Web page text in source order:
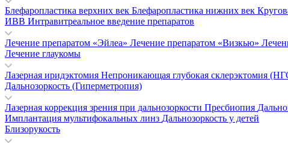
Блефаропластика верхних век Блефаропластика нижних век
ИВВ Интравитреальное введение препаратов
Лечение препаратом «Эйлеа» Лечение препаратом «Визкью»
Лечение глаукомы
Лазерная иридэктомия Непроникающая глубокая склерэктомия
Дальнозоркость (Гиперметропия)
Лазерная коррекция зрения при дальнозоркости Пресбиопия
Имплантация мультифокальных линз Дальнозоркость у детей
Близорукость